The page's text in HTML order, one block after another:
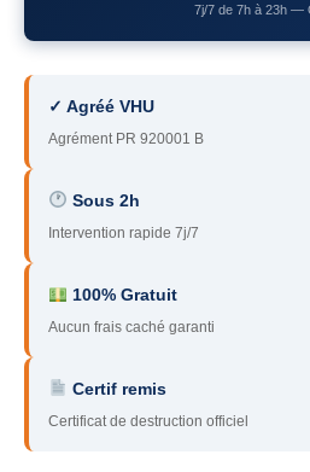
– Seine-et-Marne
92 – Hauts-de-Seine
94 – Val-de-Marne
91 – Essonne
7j/7 de 7h à 23h —
✓ Agréé VHU
Agrément PR 920001 B
Sous 2h
Intervention rapide 7j/7
100% Gratuit
Aucun frais caché garanti
Certif remis
Certificat de destruction officiel